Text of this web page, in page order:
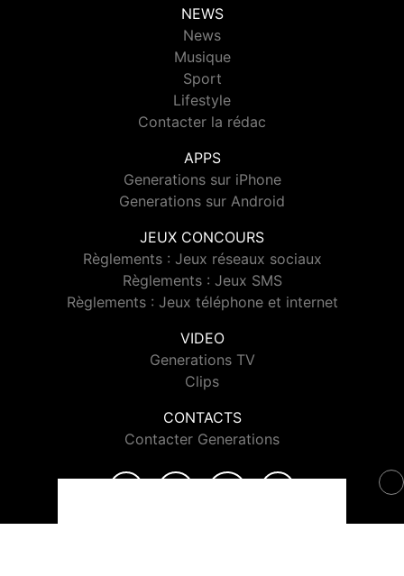
NEWS
News
Musique
Sport
Lifestyle
Contacter la rédac
APPS
Generations sur iPhone
Generations sur Android
JEUX CONCOURS
Règlements : Jeux réseaux sociaux
Règlements : Jeux SMS
Règlements : Jeux téléphone et internet
VIDEO
Generations TV
Clips
CONTACTS
Contacter Generations